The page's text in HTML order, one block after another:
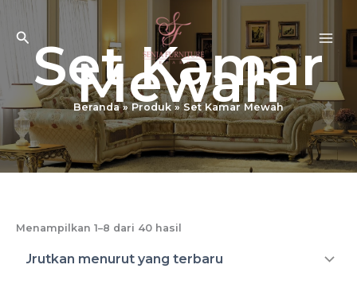
konten
CariSet Kamar
Mewah
Beranda Produk Set Kamar Mewah
Menampilkan 1–8 dari 40 hasil
terbaru